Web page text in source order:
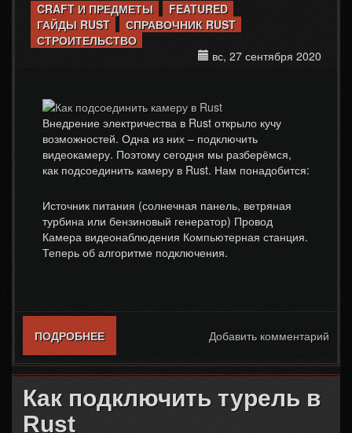
CRAFT И ПРЕДМЕТЫ
FEATURED
ГАЙДЫ RUST
СПРАВОЧНИК RUST
СТРОИТЕЛЬСТВО
вс, 27 сентября 2020
Внедрение электричества в Rust открыло кучу
возможностей. Одна из них – подключить
видеокамеру. Поэтому сегодня мы разберёмся,
как подсоединить камеру в Rust. Нам понадобится:
Источник питания (солнечная панель, ветряная
турбина или бензиновый генератор) Провод
Камера видеонаблюдения Компьютерная станция.
Теперь об алгоритме подключения.
ПОДРОБНЕЕО КАК ПОДСОЕДИНИТЬ КАМЕРУ В RUST
Добавить комментарий
Как подключить турель в
Rust